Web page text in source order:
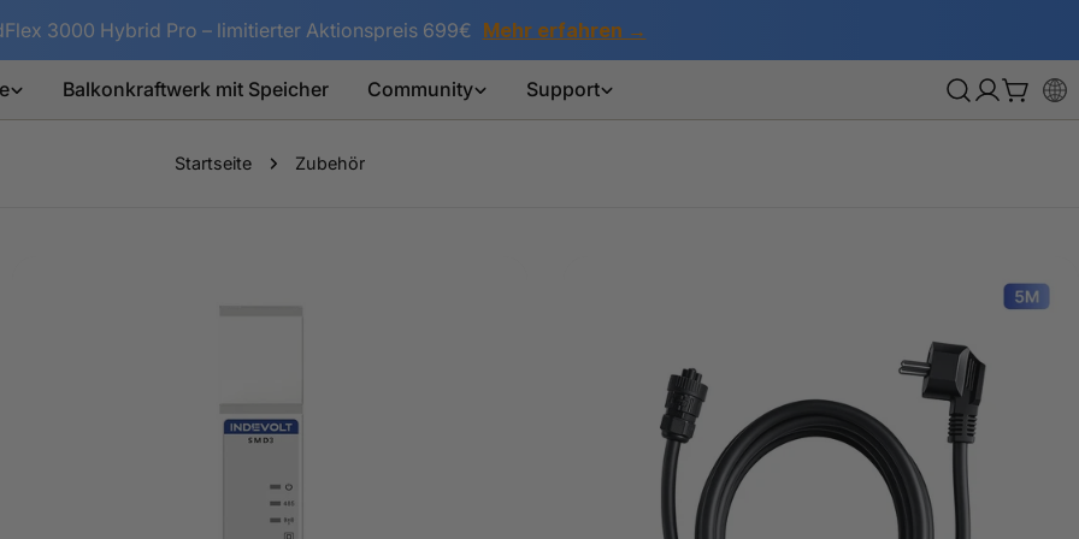
3000 Hybrid Pro – limitierter Aktionspreis 699€ Mehr erfahren →
Balkonkraftwerk mit Speicher Community Support
Wagen
Startseite Zubehör